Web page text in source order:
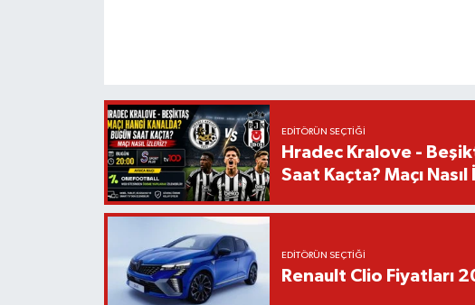
EDITÖRÜN SEÇTIĞI
Hradec Kralove -
Saat Kaçta? Maçı
EDITÖRÜN SEÇTIĞI
Renault Clio Fiyatları